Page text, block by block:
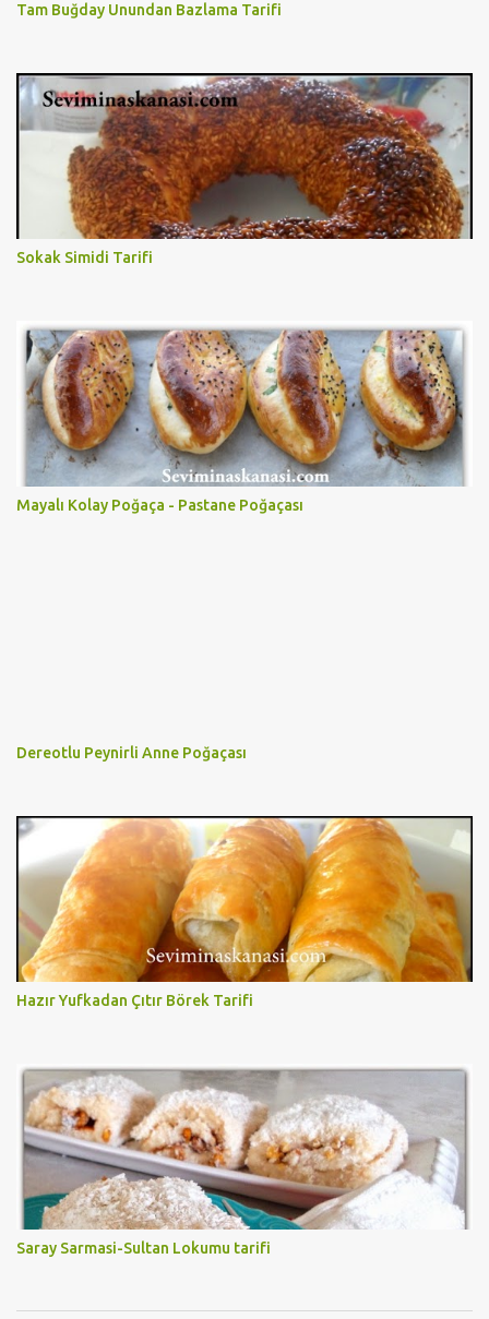
Tam Buğday Unundan Bazlama Tarifi
Sokak Simidi Tarifi
Mayalı Kolay Poğaça - Pastane Poğaçası
Dereotlu Peynirli Anne Poğaçası
Hazır Yufkadan Çıtır Börek Tarifi
Saray Sarmasi-Sultan Lokumu tarifi